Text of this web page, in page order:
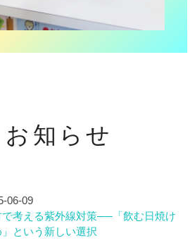
お知らせ
06-09
で考える紫外線対策──「飲む日焼け
」という新しい選択